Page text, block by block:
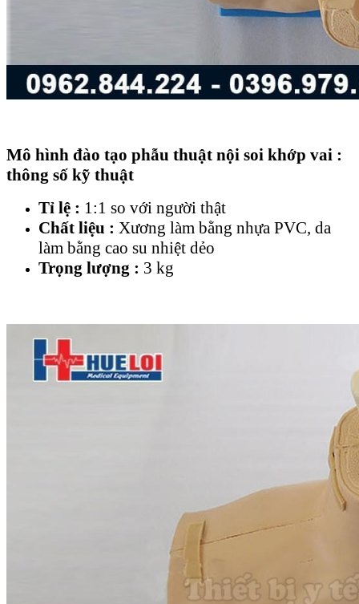
Mô hình đào tạo phẫu thuật nội soi khớp vai :
thông số kỹ thuật
Tỉ lệ : 1:1 so với người thật
Chất liệu : Xương làm bằng nhựa PVC, da
làm bằng cao su nhiệt dẻo
Trọng lượng : 3 kg